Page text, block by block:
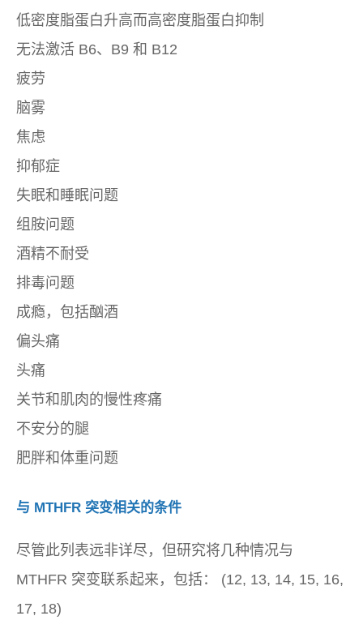
低密度脂蛋白升高而高密度脂蛋白抑制
无法激活 B6、B9 和 B12
疲劳
脑雾
焦虑
抑郁症
失眠和睡眠问题
组胺问题
酒精不耐受
排毒问题
成瘾，包括酗酒
偏头痛
头痛
关节和肌肉的慢性疼痛
不安分的腿
肥胖和体重问题
与 MTHFR 突变相关的条件
尽管此列表远非详尽，但研究将几种情况与
MTHFR 突变联系起来，包括： (12, 13, 14, 15, 16,
17, 18)